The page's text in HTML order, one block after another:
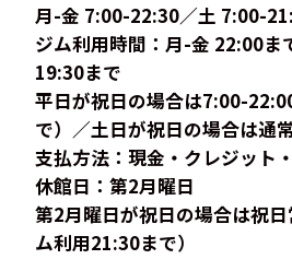
月-金 7:00-22:30／土 7:00-
ジム利用時間：月-金 22:00ま
19:30まで
平日が祝日の場合は7:00-
で）／土日が祝日の場合は通
支払方法：現金・クレジット
休館日：第2月曜日
第2月曜日が祝日の場合は祝
ム利用21:30まで）